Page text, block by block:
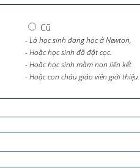
Cũ
- Là học sinh đang học ở Newton,
- Hoặc học sinh đã đặt cọc.
- Hoặc học sinh mầm non liên kết
- Hoặc con cháu giáo viên giới thiệu.